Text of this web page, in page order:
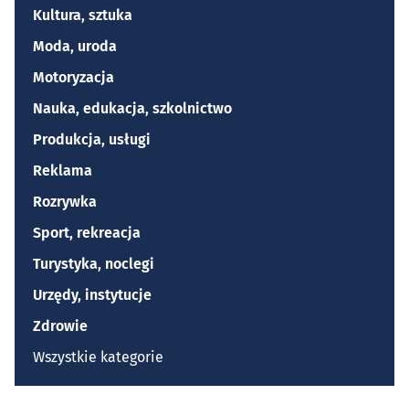
Kultura, sztuka
Moda, uroda
Motoryzacja
Nauka, edukacja, szkolnictwo
Produkcja, usługi
Reklama
Rozrywka
Sport, rekreacja
Turystyka, noclegi
Urzędy, instytucje
Zdrowie
Wszystkie kategorie